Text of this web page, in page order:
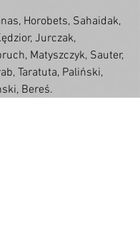
Horobets, Sahaidak,
Jurczak,
Matyszczyk, Sauter,
Taratuta, Paliński,
Bereś.